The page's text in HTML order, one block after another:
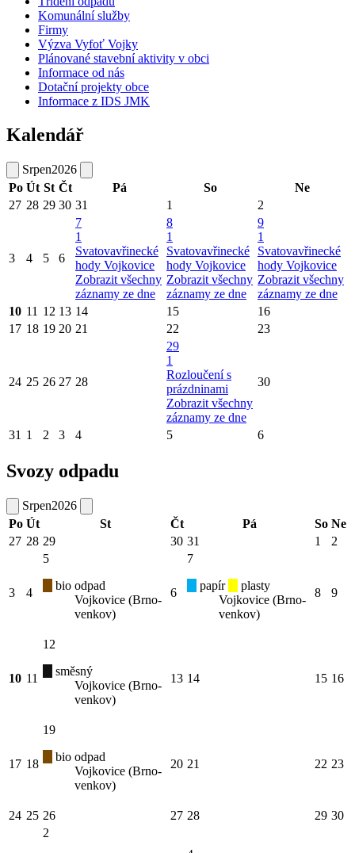
Komunální služby
Firmy
Výzva Vyfoť Vojky
Plánované stavební aktivity v obci
Informace od nás
Dotační projekty obce
Informace z IDS JMK
Kalendář
Srpen2026
Po Út St Čt Pá So
Ne
27 28 29 30 31 1 2
3 4 5 6
7
1
Svatovavřinecké
hody Vojkovice
Zobrazit všechny
záznamy ze dne
8
1
Svatovavřinecké
hody Vojkovice
Zobrazit všechny
záznamy ze dne
9
1
Svatovavřinecké
hody Vojkovice
Zobrazit všechny
záznamy ze dne
10 11 12 13 14 15
16
17 18 19 20 21 22 23
24 25 26 27 28
29
1
Rozloučení s
prázdninami
Zobrazit všechny
záznamy ze dne
30
31 1 2 3 4 5 6
Svozy odpadu
Srpen2026
Po Út St Čt Pá So Ne
27 28 29 30 31 1 2
3 4
5
bio odpad
Vojkovice (Brno-
venkov)
6
7
papír
plasty
Vojkovice (Brno-
venkov)
8 9
10 11
12
směsný
Vojkovice (Brno-
venkov)
13 14 15 16
17 18
19
bio odpad
Vojkovice (Brno-
venkov)
20 21 22 23
24 25 26 27 28 29 30
2